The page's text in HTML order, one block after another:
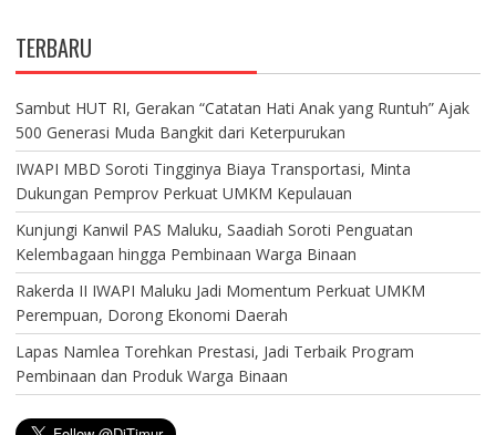
TERBARU
Sambut HUT RI, Gerakan “Catatan Hati Anak yang Runtuh” Ajak
500 Generasi Muda Bangkit dari Keterpurukan
IWAPI MBD Soroti Tingginya Biaya Transportasi, Minta
Dukungan Pemprov Perkuat UMKM Kepulauan
Kunjungi Kanwil PAS Maluku, Saadiah Soroti Penguatan
Kelembagaan hingga Pembinaan Warga Binaan
Rakerda II IWAPI Maluku Jadi Momentum Perkuat UMKM
Perempuan, Dorong Ekonomi Daerah
Lapas Namlea Torehkan Prestasi, Jadi Terbaik Program
Pembinaan dan Produk Warga Binaan